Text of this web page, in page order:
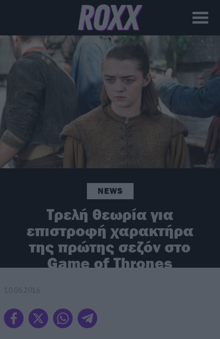
NEWS
Τρελή θεωρία για
επιστροφή χαρακτήρα
της πρώτης σεζόν στο
Game of Thrones
10.06.2016